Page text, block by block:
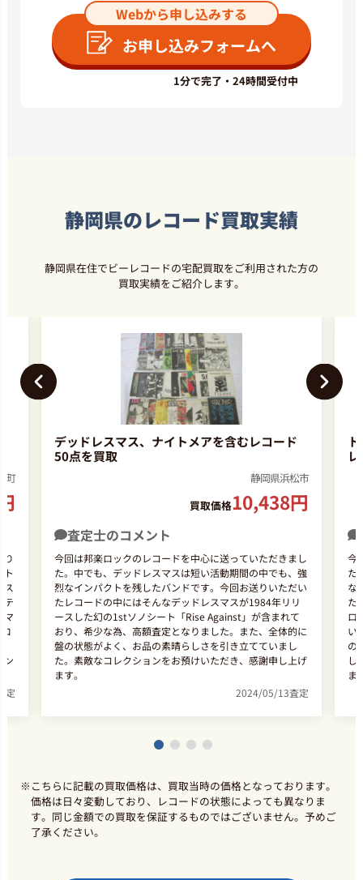
Webから申し込みする
お申し込みフォームへ
1分で完了・24時間受付中
静岡県のレコード買取実績
静岡県在住でビーレコードの宅配買取をご利用された方の
買取実績をご紹介します。
町
り
ト
ス
テ
マ
ン
定
デッドレスマス、ナイトメアを含むレコード
50点を買取
静岡県浜松市
買取価格10,438円
査定士のコメント
今回は邦楽ロックのレコードを中心に送っていただきまし
た。中でも、デッドレスマスは短い活動期間の中でも、強
烈なインパクトを残したバンドです。今回お送りいただい
たレコードの中にはそんなデッドレスマスが1984年リリ
ースした幻の1stソノシート「Rise Against」が含まれて
おり、希少な為、高額査定となりました。また、全体的に
盤の状態がよく、お品の素晴らしさを引き立てていまし
た。素敵なコレクションをお預けいただき、感謝申し上げ
ます。
2024/05/13査定
今
た
な
た
ロ
い
の
し
ま
※ こちらに記載の買取価格は、買取当時の価格となっております。
価格は日々変動しており、レコードの状態によっても異なりま
す。同じ金額での買取を保証するものではございません。予めご
了承ください。